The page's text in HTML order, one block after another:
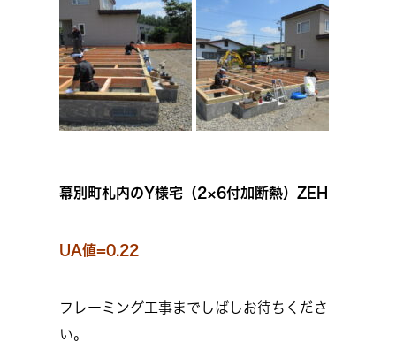
幕別町札内のY様宅（2×6付加断熱）ZEH
UA値=0.22
フレーミング工事までしばしお待ちくださ
い。